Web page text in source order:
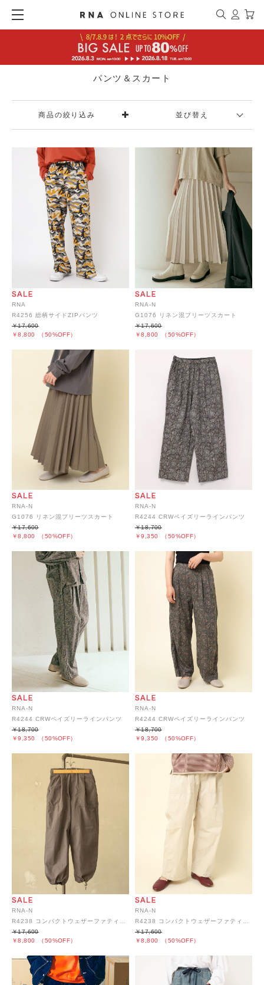
パンツ＆スカート
商品の絞り込み 並び替え
RNA
R4256 総柄サイドZIPパンツ
￥8,800 （50%OFF）
￥17,600
RNA-N
G1076 リネン混プリーツスカート
￥8,800 （50%OFF）
￥17,600
RNA-N
G1076 リネン混プリーツスカート
￥8,800 （50%OFF）
￥17,600
RNA-N
R4244 CRWペイズリーラインパンツ
￥9,350 （50%OFF）
￥18,700
RNA-N
R4244 CRWペイズリーラインパンツ
￥9,350 （50%OFF）
￥18,700
RNA-N
R4244 CRWペイズリーラインパンツ
￥9,350 （50%OFF）
￥18,700
RNA-N
￥8,800 （50%OFF）
￥17,600
RNA-N
￥8,800 （50%OFF）
￥17,600